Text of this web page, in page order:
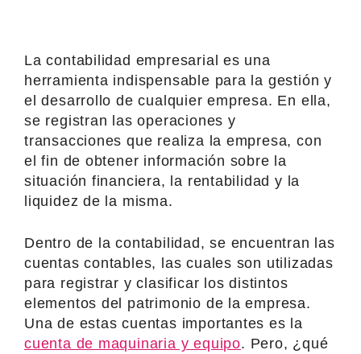
La contabilidad empresarial es una
herramienta indispensable para la gestión y
el desarrollo de cualquier empresa. En ella,
se registran las operaciones y
transacciones que realiza la empresa, con
el fin de obtener información sobre la
situación financiera, la rentabilidad y la
liquidez de la misma.
Dentro de la contabilidad, se encuentran las
cuentas contables, las cuales son utilizadas
para registrar y clasificar los distintos
elementos del patrimonio de la empresa.
Una de estas cuentas importantes es la
cuenta de maquinaria y equipo. Pero, ¿qué